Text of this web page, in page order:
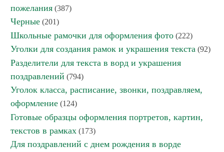
пожелания (387)
Черные (201)
Школьные рамочки для оформления фото (222)
Уголки для создания рамок и украшения текста (92)
Разделители для текста в ворд и украшения
поздравлений (794)
Уголок класса, расписание, звонки, поздравляем,
оформление (124)
Готовые образцы оформления портретов, картин,
текстов в рамках (173)
Для поздравлений с днем рождения в ворде